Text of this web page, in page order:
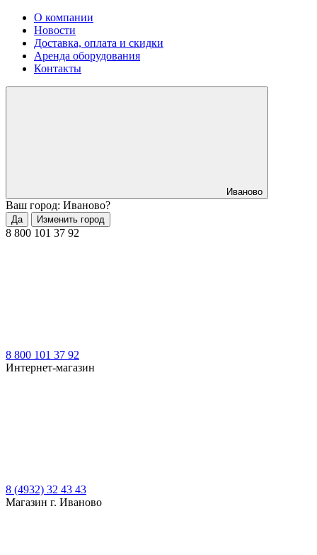
О компании
Новости
Доставка, оплата и скидки
Аренда оборудования
Контакты
Иваново
Ваш город: Иваново?
Да Изменить город
8 800 101 37 92
8 800 101 37 92
Интернет-магазин
8 (4932) 32 43 43
Магазин г. Иваново